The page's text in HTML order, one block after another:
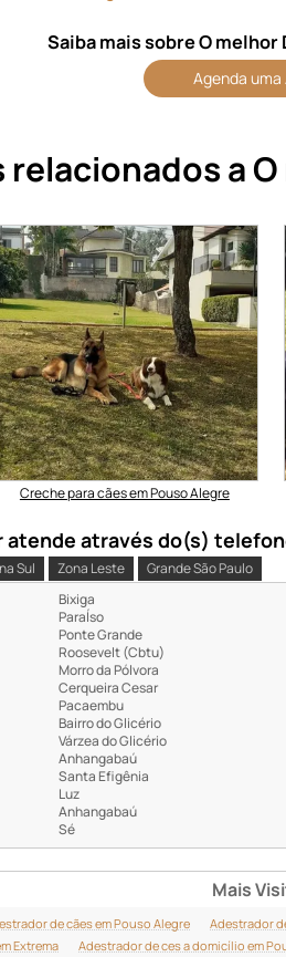
Saiba mais sobre O melhor
Agenda uma
a
Creche para cães em Pouso Alegre
através do(s)
Sul Zona Leste
Grande São Paulo
Bixiga
ParaÍso
Ponte Grande
Roosevelt (Cbtu)
Morro da Pólvora
Cerqueira Cesar
Pacaembu
Bairro do Glicério
Várzea do Glicério
Anhangabaú
Santa Efigênia
Luz
Anhangabaú
Sé
Mais
de cães em Pouso Alegre Adestrador
Extrema Adestrador de ces a domicílio em